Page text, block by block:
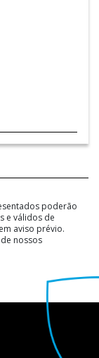
poderão
e válidos de
aviso prévio.
nossos